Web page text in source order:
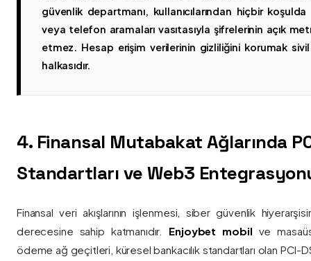
güvenlik departmanı, kullanıcılarından hiçbir
veya telefon aramaları vasıtasıyla şifrelerinin açık
etmez. Hesap erişim verilerinin gizliliğini korumak
halkasıdır.
4. Finansal Mutabakat Ağlarında
Standartları ve Web3
Finansal veri akışlarının işlenmesi, siber güvenlik
derecesine sahip katmanıdır. Enjoybet mobil ve
ödeme ağ geçitleri, küresel bankacılık standartları olan PCI-